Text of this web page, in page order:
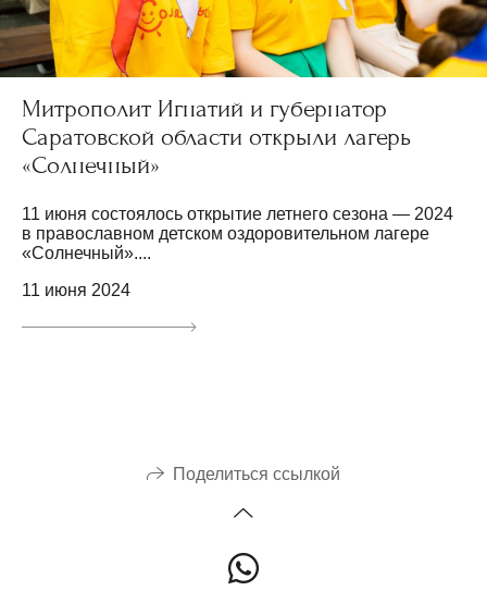
Митрополит Игнатий и губернатор
Саратовской области открыли лагерь
«Солнечный»
11 июня состоялось открытие летнего сезона — 2024
в православном детском оздоровительном лагере
«Солнечный»....
11 июня 2024
Поделиться ссылкой